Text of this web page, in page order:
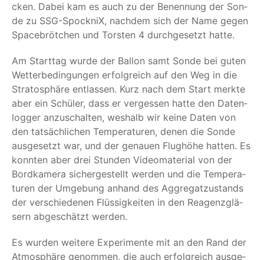
cken. Dabei kam es auch zu der Benen­nung der Son­
de zu SSG-Spock­niX, nach­dem sich der Name gegen
Space­bröt­chen und Tors­ten 4 durch­ge­setzt hatte.
Am Start­tag wur­de der Bal­lon samt Son­de bei guten
Wet­ter­be­din­gun­gen erfolg­reich auf den Weg in die
Stra­to­sphä­re ent­las­sen. Kurz nach dem Start merk­te
aber ein Schü­ler, dass er ver­ges­sen hat­te den Daten­
log­ger anzu­schal­ten, wes­halb wir kei­ne Daten von
den tat­säch­li­chen Tem­pe­ra­tu­ren, denen die Son­de
aus­ge­setzt war, und der genau­en Flug­hö­he hat­ten. Es
konn­ten aber drei Stun­den Video­ma­te­ri­al von der
Bord­ka­me­ra sicher­ge­stellt wer­den und die Tem­pe­ra­
tu­ren der Umge­bung anhand des Aggre­gat­zu­stands
der ver­schie­de­nen Flüs­sig­kei­ten in den Reagenz­glä­
sern abge­schätzt werden.
Es wur­den wei­te­re Expe­ri­men­te mit an den Rand der
Atmo­sphä­re genom­men, die auch erfolg­reich aus­ge­